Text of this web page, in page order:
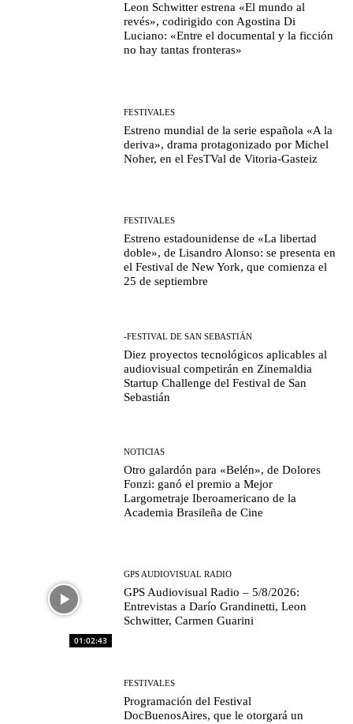
Leon Schwitter estrena «El mundo al
revés», codirigido con Agostina Di
Luciano: «Entre el documental y la ficción
no hay tantas fronteras»
FESTIVALES
Estreno mundial de la serie española «A la
deriva», drama protagonizado por Michel
Noher, en el FesTVal de Vitoria-Gasteiz
FESTIVALES
Estreno estadounidense de «La libertad
doble», de Lisandro Alonso: se presenta en
el Festival de New York, que comienza el
25 de septiembre
-FESTIVAL DE SAN SEBASTIÁN
Diez proyectos tecnológicos aplicables al
audiovisual competirán en Zinemaldia
Startup Challenge del Festival de San
Sebastián
NOTICIAS
Otro galardón para «Belén», de Dolores
Fonzi: ganó el premio a Mejor
Largometraje Iberoamericano de la
Academia Brasileña de Cine
01:02:43
GPS AUDIOVISUAL RADIO
GPS Audiovisual Radio – 5/8/2026:
Entrevistas a Darío Grandinetti, Leon
Schwitter, Carmen Guarini
FESTIVALES
Programación del Festival
DocBuenosAires, que le otorgará un